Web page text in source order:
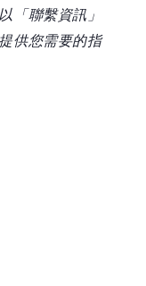
「聯繫資訊」
供您需要的指